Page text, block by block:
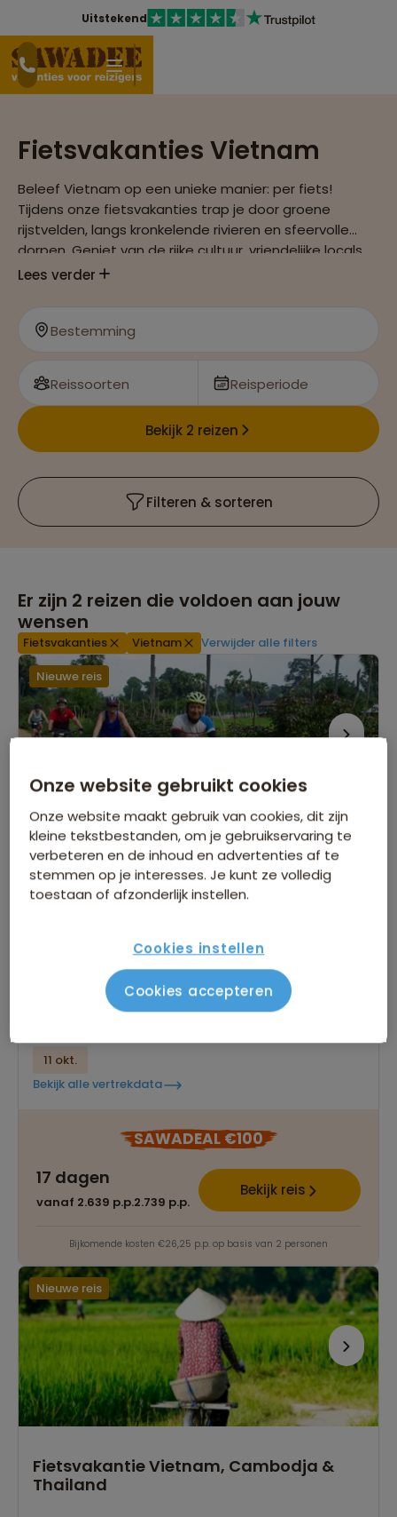
Uitstekend
Fietsvakanties Vietnam
Beleef Vietnam op een unieke manier: per fiets!
Tijdens onze fietsvakanties trap je door groene
rijstvelden, langs kronkelende rivieren en sfeervolle
dorpen. Geniet van de rijke cultuur, vriendelijke locals
en indrukwekkende landschappen terwijl je het land op
Lees verder
Bestemming
Reissoorten Reisperiode
Bekijk 2 reizen
Filteren & sorteren
Er zijn 2 reizen die voldoen aan jouw
wensen
Fietsvakanties Vietnam
Verwijder alle filters
Nieuwe reis
Fietsvakantie Vietnam
17 dagen
actieve manier
Mountainbikehuur en bagagevervoer inclusief
Beklim de bekende Hai Van Pas op eigen kracht
11 okt.
Bekijk alle vertrekdata
SAWADEAL €100
17 dagen
vanaf 2.639 p.p.2.739 p.p.
Bekijk reis
Bijkomende kosten €26,25 p.p. op basis van 2 personen
Nieuwe reis
Fietsvakantie Vietnam, Cambodja &
Thailand
Onze website gebruikt cookies
Onze website maakt gebruik van cookies, dit zijn
kleine tekstbestanden, om je gebruikservaring te
verbeteren en de inhoud en advertenties af te
stemmen op je interesses. Je kunt ze volledig
toestaan of afzonderlijk instellen.
Cookies instellen
Cookies accepteren